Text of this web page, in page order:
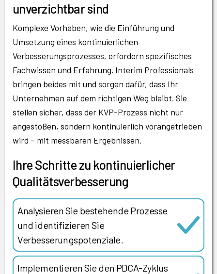
unverzichtbar sind
Komplexe Vorhaben, wie die Einführung und
Umsetzung eines kontinuierlichen
Verbesserungsprozesses, erfordern spezifisches
Fachwissen und Erfahrung. Interim Professionals
bringen beides mit und sorgen dafür, dass Ihr
Unternehmen auf dem richtigen Weg bleibt. Sie
stellen sicher, dass der KVP-Prozess nicht nur
angestoßen, sondern kontinuierlich vorangetrieben
wird – mit messbaren Ergebnissen.
Ihre Schritte zu kontinuierlicher
Qualitätsverbesserung
Analysieren Sie bestehende Prozesse
und identifizieren Sie
Verbesserungspotenziale.
Implementieren Sie den PDCA-Zyklus